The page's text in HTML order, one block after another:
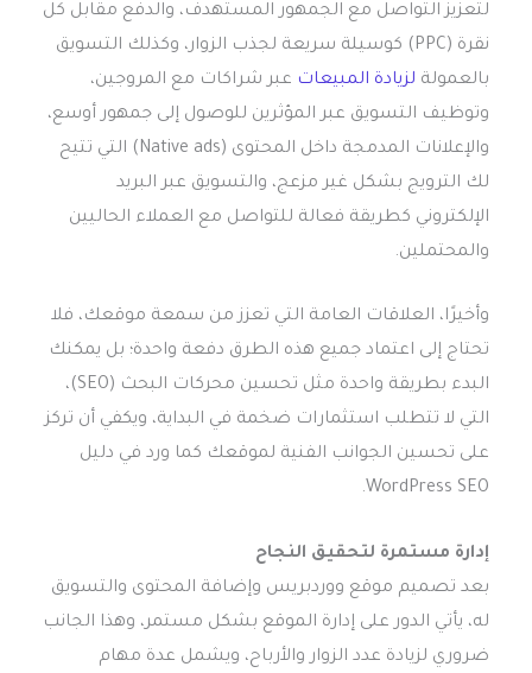
لتعزيز التواصل مع الجمهور المستهدف، والدفع مقابل كل
نقرة (PPC) كوسيلة سريعة لجذب الزوار، وكذلك التسويق
بالعمولة لزيادة المبيعات عبر شراكات مع المروجين،
وتوظيف التسويق عبر المؤثرين للوصول إلى جمهور أوسع،
والإعلانات المدمجة داخل المحتوى (Native ads) التي تتيح
لك الترويج بشكل غير مزعج، والتسويق عبر البريد
الإلكتروني كطريقة فعالة للتواصل مع العملاء الحاليين
والمحتملين.
وأخيرًا، العلاقات العامة التي تعزز من سمعة موقعك، فلا
تحتاج إلى اعتماد جميع هذه الطرق دفعة واحدة؛ بل يمكنك
البدء بطريقة واحدة مثل تحسين محركات البحث (SEO)،
التي لا تتطلب استثمارات ضخمة في البداية، ويكفي أن تركز
على تحسين الجوانب الفنية لموقعك كما ورد في دليل
WordPress SEO.
إدارة مستمرة لتحقيق النجاح
بعد تصميم موقع ووردبريس وإضافة المحتوى والتسويق
له، يأتي الدور على إدارة الموقع بشكل مستمر، وهذا الجانب
ضروري لزيادة عدد الزوار والأرباح، ويشمل عدة مهام